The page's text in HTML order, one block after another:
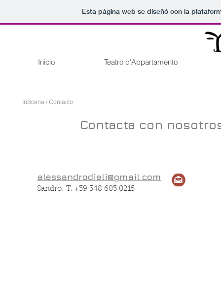
Esta página web se diseñó con la
Inicio Teatro d'Appartamento
InScena / Contacto
Contacta con
alessandrodieli@gmail.com
Sandro: T. +39 348 603 0215